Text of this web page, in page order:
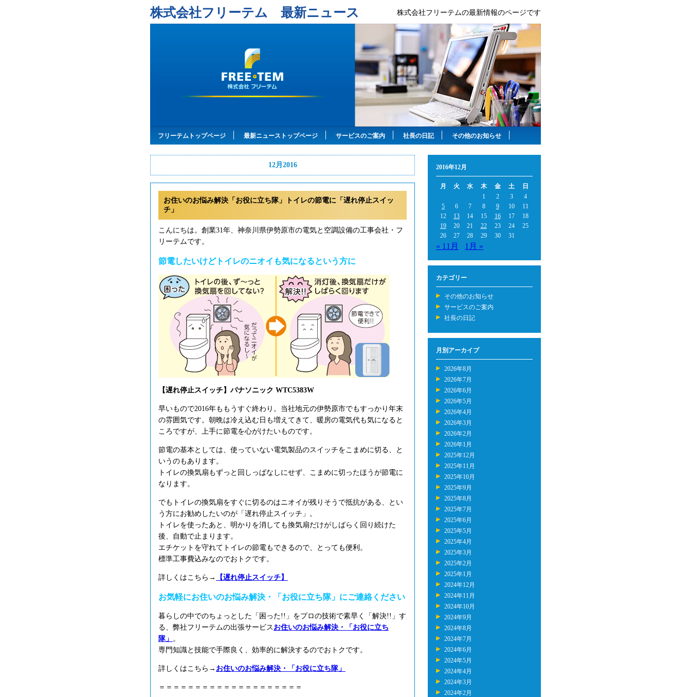
株式会社フリーテム 最新ニュース 株式会社フリーテムの最新情報のページです
フリーテムトップページ 最新ニューストップページ サービスのご案内 社長の日記 その他のお知らせ
12月2016
お住いのお悩み解決「お役に立ち隊」トイレの節電に「遅れ停止スイッ
チ」
こんにちは。創業31年、神奈川県伊勢原市の電気と空調設備の工事会社・フ
リーテムです。
節電したいけどトイレのニオイも気になるという方に
【遅れ停止スイッチ】パナソニック WTC5383W
早いもので2016年ももうすぐ終わり。当社地元の伊勢原市でもすっかり年末
の雰囲気です。朝晩は冷え込む日も増えてきて、暖房の電気代も気になると
ころですが、上手に節電を心がけたいものです。
節電の基本としては、使っていない電気製品のスイッチをこまめに切る、と
いうのもあります。
トイレの換気扇もずっと回しっぱなしにせず、こまめに切ったほうが節電に
なります。
でもトイレの換気扇をすぐに切るのはニオイが残りそうで抵抗がある、とい
う方にお勧めしたいのが「遅れ停止スイッチ」。
トイレを使ったあと、明かりを消しても換気扇だけがしばらく回り続けた
後、自動で止まります。
エチケットを守れてトイレの節電もできるので、とっても便利。
標準工事費込みなのでおトクです。
詳しくはこちら→ 【遅れ停止スイッチ】
お気軽にお住いのお悩み解決・「お役に立ち隊」にご連絡ください
暮らしの中でのちょっとした「困った!!」をプロの技術で素早く「解決!!」す
る、弊社フリーテムの出張サービス お住いのお悩み解決・「お役に立ち
隊」 。
専門知識と技能で手際良く、効率的に解決するのでおトクです。
詳しくはこちら→ お住いのお悩み解決・「お役に立ち隊」
＝＝＝＝＝＝＝＝＝＝＝＝＝＝＝＝＝＝＝＝
2016年12月
月 火 水 木 金 土
日
1
2 3
4
5
6 7 8 9 10
11
12
13 14 15 16 17
18
19
20 21 22 23 24
25
26
27 28 29 30 31
« 11月 1月 »
カテゴリー
その他のお知らせ
サービスのご案内
社長の日記
月別アーカイブ
2026年8月
2026年7月
2026年6月
2026年5月
2026年4月
2026年3月
2026年2月
2026年1月
2025年12月
2025年11月
2025年10月
2025年9月
2025年8月
2025年7月
2025年6月
2025年5月
2025年4月
2025年3月
2025年2月
2025年1月
2024年12月
2024年11月
2024年10月
2024年9月
2024年8月
2024年7月
2024年6月
2024年5月
2024年4月
2024年3月
2024年2月